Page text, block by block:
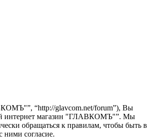
“http://glavcom.net/forum”), Вы
интернет магазин "ГЛАВКОМЪ"”. Мы
обращаться к правилам, чтобы быть в
согласие.